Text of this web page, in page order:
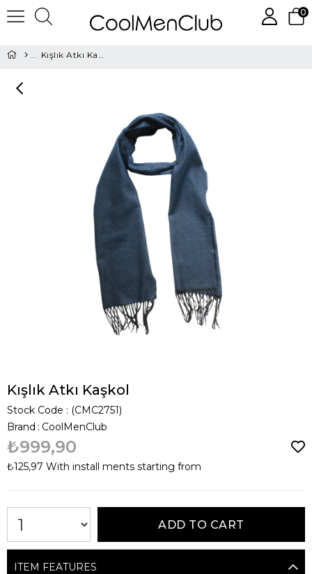
0
Kışlık Atkı Kaşkol
Kışlık Atkı Kaşkol
Stock Code
(CMC2751)
Brand : CoolMenClub
₺999,90
₺125,97 With install ments starting from
ITEM FEATURES